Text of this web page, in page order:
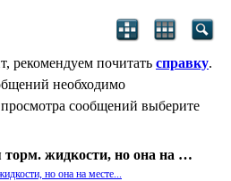
рекомендуем почитать справку.
необходимо
сообщений выберите
Мигает лампа уровня торм. жидкости, но она на месте...
но она на месте...